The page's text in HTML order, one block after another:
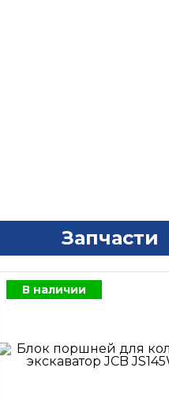
Запчасти
В наличии